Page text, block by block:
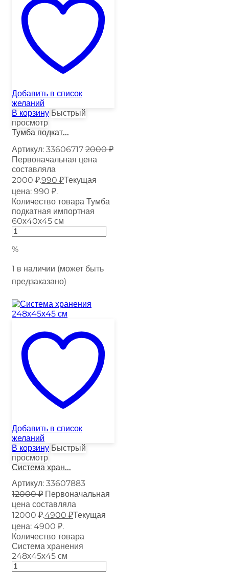
Добавить в список
желаний
В корзину Быстрый
просмотр
Тумба подкат...
Артикул: 33606717 2000₽
Первоначальная цена
составляла
2000 ₽.990 ₽Текущая
цена: 990 ₽.
Количество товара Тумба
подкатная импортная
60х40х45 см
%
1 в наличии (может быть
предзаказано)
Добавить в список
желаний
В корзину Быстрый
просмотр
Система хран...
Артикул: 33607883
12000₽ Первоначальная
цена составляла
12000 ₽.4900 ₽Текущая
цена: 4900 ₽.
Количество товара
Система хранения
248х45х45 см